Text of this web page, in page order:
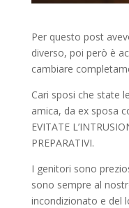
Per questo post
diverso, poi però è
cambiare
Cari sposi che state
amica, da ex sposa
EVITATE
PREPARATIVI.
I genitori sono
sono sempre al
incondizionato e del